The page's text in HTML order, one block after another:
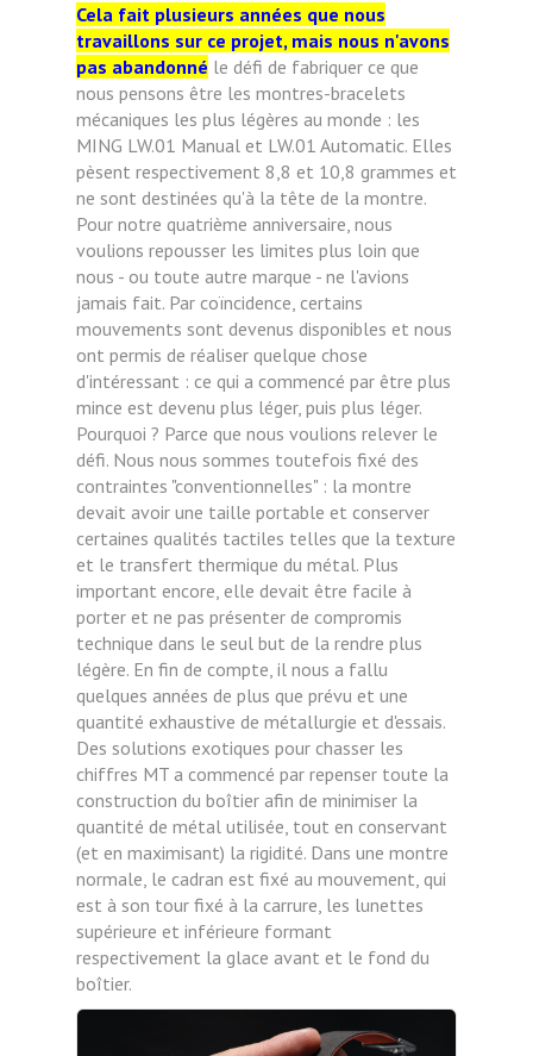
Cela fait plusieurs années que nous
travaillons sur ce projet, mais nous n'avons
pas abandonné le défi de fabriquer ce que
nous pensons être les montres-bracelets
mécaniques les plus légères au monde : les
MING LW.01 Manual et LW.01 Automatic. Elles
pèsent respectivement 8,8 et 10,8 grammes et
ne sont destinées qu'à la tête de la montre.
Pour notre quatrième anniversaire, nous
voulions repousser les limites plus loin que
nous - ou toute autre marque - ne l'avions
jamais fait. Par coïncidence, certains
mouvements sont devenus disponibles et nous
ont permis de réaliser quelque chose
d'intéressant : ce qui a commencé par être plus
mince est devenu plus léger, puis plus léger.
Pourquoi ? Parce que nous voulions relever le
défi. Nous nous sommes toutefois fixé des
contraintes "conventionnelles" : la montre
devait avoir une taille portable et conserver
certaines qualités tactiles telles que la texture
et le transfert thermique du métal. Plus
important encore, elle devait être facile à
porter et ne pas présenter de compromis
technique dans le seul but de la rendre plus
légère. En fin de compte, il nous a fallu
quelques années de plus que prévu et une
quantité exhaustive de métallurgie et d'essais.
Des solutions exotiques pour chasser les
chiffres MT a commencé par repenser toute la
construction du boîtier afin de minimiser la
quantité de métal utilisée, tout en conservant
(et en maximisant) la rigidité. Dans une montre
normale, le cadran est fixé au mouvement, qui
est à son tour fixé à la carrure, les lunettes
supérieure et inférieure formant
respectivement la glace avant et le fond du
boîtier.